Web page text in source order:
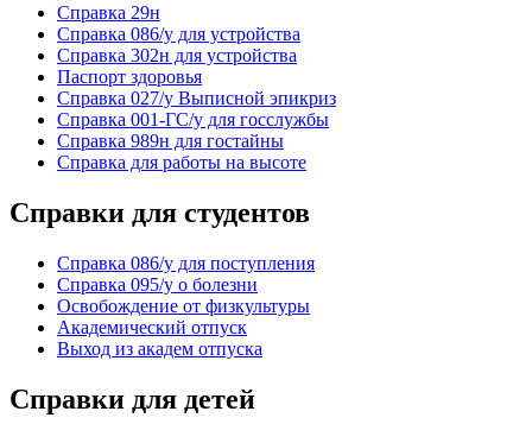
Cправка 29н
Справка 086/у для устройства
Справка 302н для устройства
Паспорт здоровья
Справка 027/у Выписной эпикриз
Справка 001-ГС/у для госслужбы
Справка 989н для гостайны
Справка для работы на высоте
Справки для студентов
Справка 086/у для поступления
Справка 095/у о болезни
Освобождение от физкультуры
Академический отпуск
Выход из академ отпуска
Справки для детей